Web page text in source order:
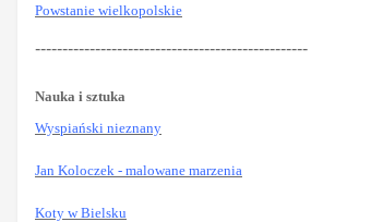
Powstanie wielkopolskie
--------------------------------------------------
Nauka i sztuka
Wyspiański nieznany
Jan Koloczek - malowane marzenia
Koty w Bielsku